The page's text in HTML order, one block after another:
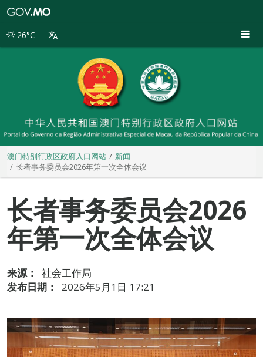
别
26°C
澳门特别行政区政府入口网站
新闻
长者事务委员会2026年第一次全体会议
长者事务委员会2026
年第一次全体会议
来源：
社会工作局
发布日期：
2026年5月1日 17:21